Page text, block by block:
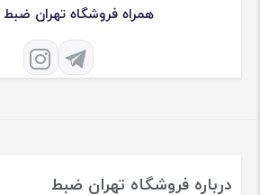
همراه فروشگاه تهران ضبط
درباره فروشگاه تهران ضبط